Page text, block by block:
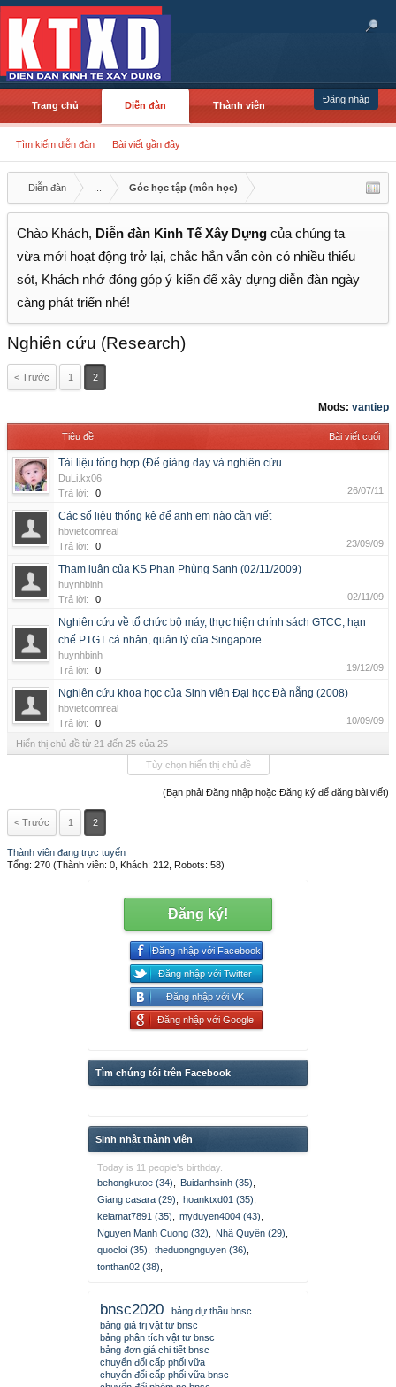
Đăng nhập
Trang chủ Diễn đàn
Tìm kiếm diễn đàn Bài viết gần đây
Thành viên
Diễn đàn Góc học tập (môn học)
Chào Khách, Diễn đàn Kinh Tế Xây Dựng của chúng ta
vừa mới hoạt động trở lại, chắc hẳn vẫn còn có nhiều thiếu
sót, Khách nhớ đóng góp ý kiến để xây dựng diễn đàn ngày
càng phát triển nhé!
Nghiên cứu (Research)
< Trước 1 2
Mods: vantiep
Tiêu đề Bài viết cuối
Tài liệu tổng hợp (Để giảng dạy và nghiên cứu
DuLi.kx06
Trả lời:
0 26/07/11
Các số liệu thống kê để anh em nào cần viết
hbvietcomreal
Trả lời:
0 23/09/09
Tham luận của KS Phan Phùng Sanh (02/11/2009)
huynhbinh
Trả lời:
0 02/11/09
Nghiên cứu về tổ chức bộ máy, thực hiện chính sách GTCC, hạn
chế PTGT cá nhân, quản lý của Singapore
huynhbinh
Trả lời:
0 19/12/09
Nghiên cứu khoa học của Sinh viên Đại học Đà nẵng (2008)
hbvietcomreal
Trả lời:
0 10/09/09
Hiển thị chủ đề từ 21 đến 25 của 25
Tùy chọn hiển thị chủ đề
(Bạn phải Đăng nhập hoặc Đăng ký để đăng bài viết)
< Trước 1 2
Thành viên đang trực tuyến
Tổng: 270 (Thành viên: 0, Khách: 212, Robots: 58)
Đăng ký!
Đăng nhập với Facebook
Đăng nhập với Twitter
Đăng nhập với VK
Đăng nhập với Google
Tìm chúng tôi trên Facebook
Sinh nhật thành viên
Today is 11 people's birthday.
behongkutoe (34)
Buidanhsinh (35)
Giang casara (29)
hoanktxd01 (35)
kelamat7891 (35)
myduyen4004 (43)
Nguyen Manh Cuong (32)
Nhã Quyên (29)
quocloi (35)
theduongnguyen (36)
tonthan02 (38)
bnsc2020
bảng dự thầu bnsc
bảng giá trị vật tư bnsc
bảng phân tích vật tư bnsc
bảng đơn giá chi tiết bnsc
chuyển đổi cấp phối vữa
chuyển đổi cấp phối vữa bnsc